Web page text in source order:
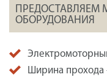
ПРЕДОСТАВЛЯЕМ
ОБОРУДОВАНИЯ
Ширина прохода